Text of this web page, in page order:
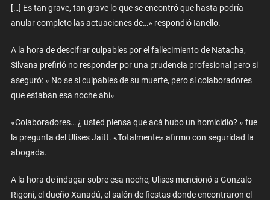
[…] Es tan grave, tan grave lo que se encontró que hasta podría
anular completo las actuaciones de…» respondió Ianello.
A la hora de descifrar culpables por el fallecimiento de Natacha,
Silvana prefirió no responder por una prudencia profesional pero si
aseguró: » No se si culpables de su muerte, pero sí colaboradores
que estaban esa noche ahí»
«Colaboradores… ¿ usted piensa que acá hubo un homicidio? » fue
la pregunta del Ulises Jaitt. «Totalmente» afirmo con seguridad la
abogada.
A la hora de indagar sobre esa noche, Ulises mencionó a Gonzalo
Rigoni, el dueño Xanadú, el salón de fiestas donde encontraron el